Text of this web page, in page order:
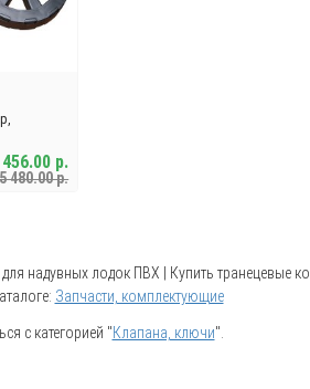
5 480.00 р.
р.
надувных лодок ПВХ | Купить транецевые
Запчасти, комплектующие
с категорией "Клапана, ключи".